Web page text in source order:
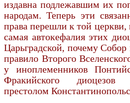
издавна подлежавшим их
народам. Теперь эти
права перешли к той
самая автокефалия этих
Царьградской, почему Собор
правило Второго
у иноплеменников
Фра­кийского диоцезов
престолом